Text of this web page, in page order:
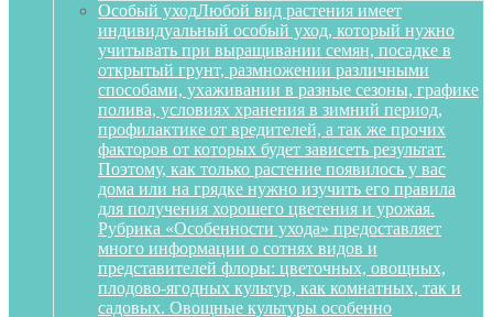
Особый уходЛюбой вид растения имеет
индивидуальный особый уход, который нужно
учитывать при выращивании семян, посадке в
открытый грунт, размножении различными
способами, ухаживании в разные сезоны, графике
полива, условиях хранения в зимний период,
профилактике от вредителей, а так же прочих
факторов от которых будет зависеть результат.
Поэтому, как только растение появилось у вас
дома или на грядке нужно изучить его правила
для получения хорошего цветения и урожая.
Рубрика «Особенности ухода» предоставляет
много информации о сотнях видов и
представителей флоры: цветочных, овощных,
плодово-ягодных культур, как комнатных, так и
садовых. Овощные культуры особенно